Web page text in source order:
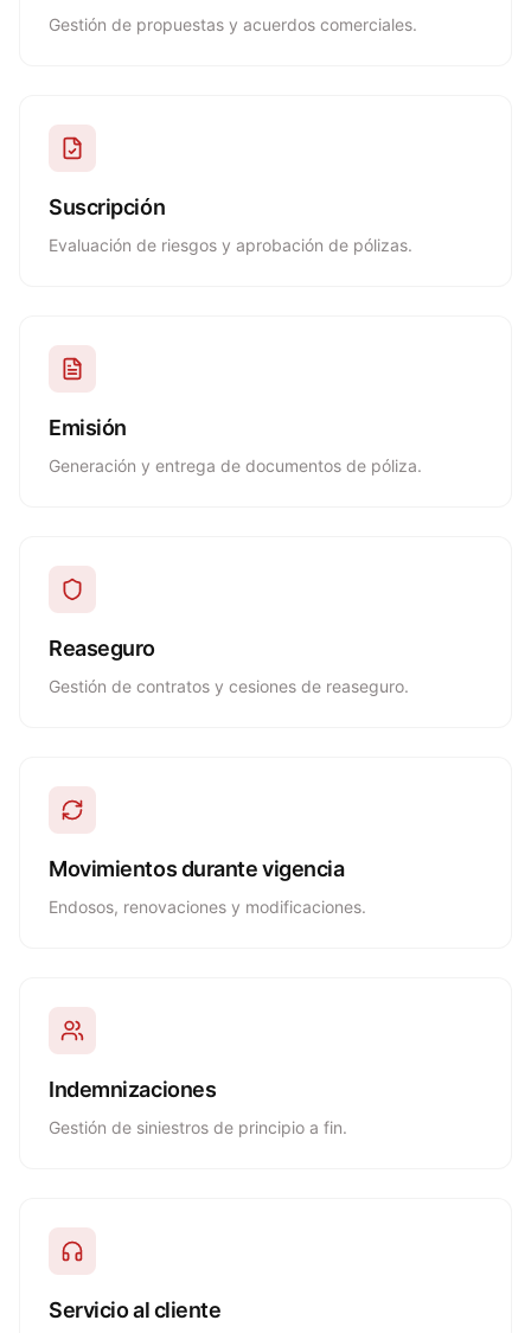
Gestión de propuestas y acuerdos comerciales.
Suscripción
Evaluación de riesgos y aprobación de pólizas.
Emisión
Generación y entrega de documentos de póliza.
Reaseguro
Gestión de contratos y cesiones de reaseguro.
Movimientos durante vigencia
Endosos, renovaciones y modificaciones.
Indemnizaciones
Gestión de siniestros de principio a fin.
Servicio al cliente